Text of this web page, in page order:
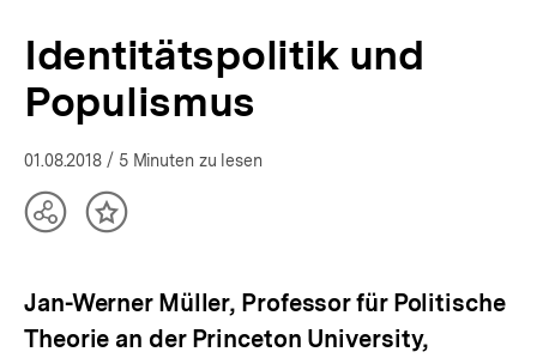
Identitätspolitik und
Populismus
01.08.2018 / 5 Minuten zu lesen
TeilenInhalt
Jan-Werner Müller, Professor für Politische
Theorie an der Princeton University,